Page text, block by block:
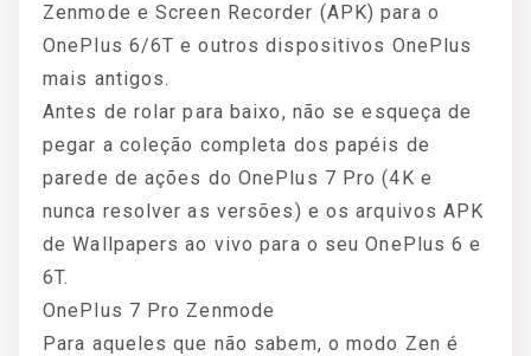
Zenmode e Screen Recorder (APK) para o
OnePlus 6/6T e outros dispositivos OnePlus
mais antigos.
Antes de rolar para baixo, não se esqueça de
pegar a coleção completa dos papéis de
parede de ações do OnePlus 7 Pro (4K e
nunca resolver as versões) e os arquivos APK
de Wallpapers ao vivo para o seu OnePlus 6 e
6T.
OnePlus 7 Pro Zenmode
Para aqueles que não sabem, o modo Zen é